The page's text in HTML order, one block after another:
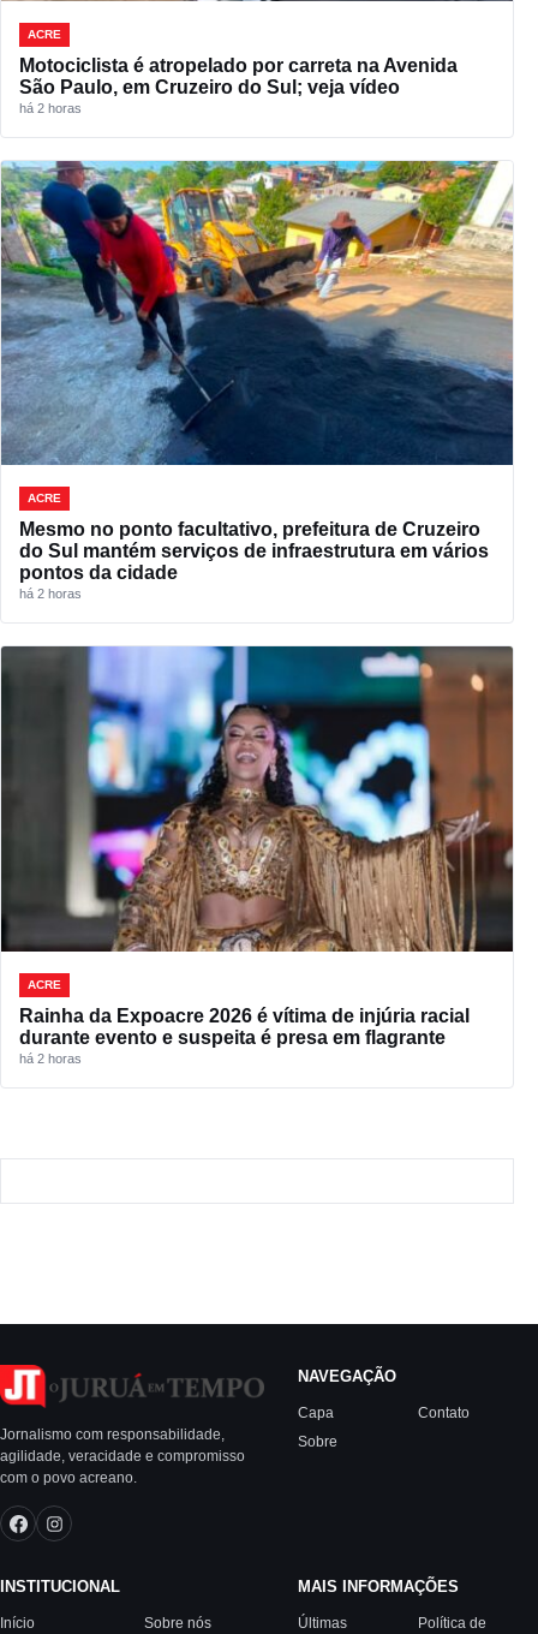
ACRE
Motociclista é atropelado por carreta na Avenida
São Paulo, em Cruzeiro do Sul; veja vídeo
há 2 horas
ACRE
Mesmo no ponto facultativo, prefeitura de Cruzeiro
do Sul mantém serviços de infraestrutura em vários
pontos da cidade
há 2 horas
ACRE
Rainha da Expoacre 2026 é vítima de injúria racial
durante evento e suspeita é presa em flagrante
há 2 horas
Jornalismo com responsabilidade,
agilidade, veracidade e compromisso
com o povo acreano.
NAVEGAÇÃO
Capa
Sobre
Contato
INSTITUCIONAL
Início Sobre nós
MAIS INFORMAÇÕES
Últimas Política de